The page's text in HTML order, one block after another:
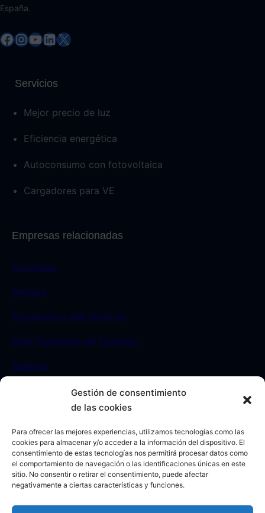
Gestión de consentimiento
de las cookies
Para ofrecer las mejores experiencias, utilizamos tecnologías como las
cookies para almacenar y/o acceder a la información del dispositivo. El
consentimiento de estas tecnologías nos permitirá procesar datos como
el comportamiento de navegación o las identificaciones únicas en este
sitio. No consentir o retirar el consentimiento, puede afectar
negativamente a ciertas características y funciones.
España.
Facebook InstagramYouTube LinkedIn X
Servicios
Mejor precio de luz
Eficiencia energética
Autoconsumo con fotovoltaica
Cargadores para VE
Empresas relacionadas
Fotolinera
Femepa
Empresarios del Atlántico
Club Financiero de Canarias
Aeleyca
Sede:C/ León y Castillo 23. Las Palmas de Gran
Canaria. -España-
Móvil:693812208